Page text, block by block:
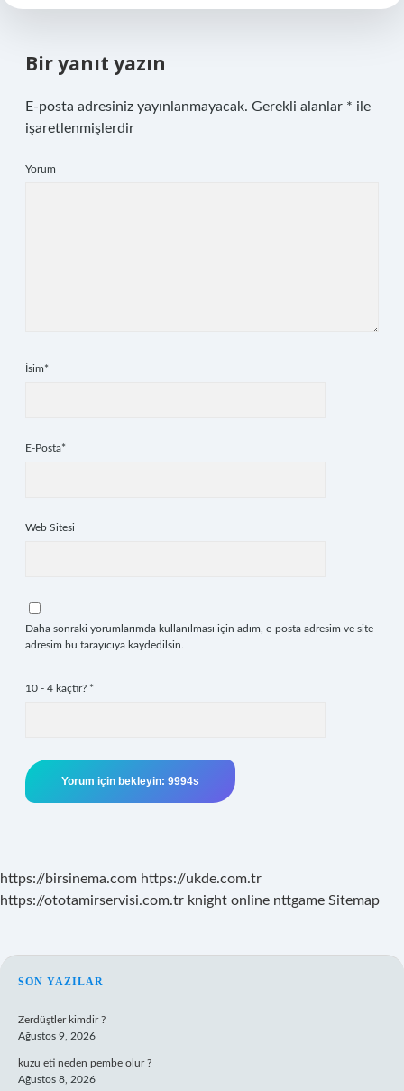
Bir yanıt yazın
E-posta adresiniz yayınlanmayacak. Gerekli alanlar * ile
işaretlenmişlerdir
Yorum
İsim*
E-Posta*
Web Sitesi
Daha sonraki yorumlarımda kullanılması için adım, e-posta adresim ve site
adresim bu tarayıcıya kaydedilsin.
10 - 4 kaçtır? *
https://birsinema.com https://ukde.com.tr
https://ototamirservisi.com.tr knight online nttgame Sitemap
SIDEBAR
SON YAZILAR
Zerdüştler kimdir ?
Ağustos 9, 2026
kuzu eti neden pembe olur ?
Ağustos 8, 2026